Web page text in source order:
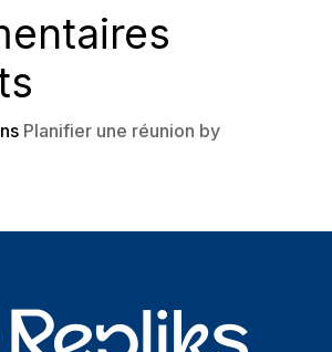
Planifier une réunion by